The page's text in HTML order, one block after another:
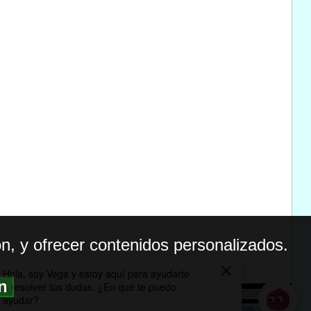
DE PRIVACIDAD
y ofrecer contenidos personalizados.